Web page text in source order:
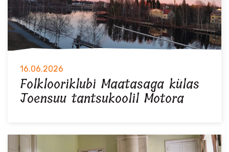
16.06.2026
Folklooriklubi Maatasaga külas
Joensuu tantsukoolil Motora